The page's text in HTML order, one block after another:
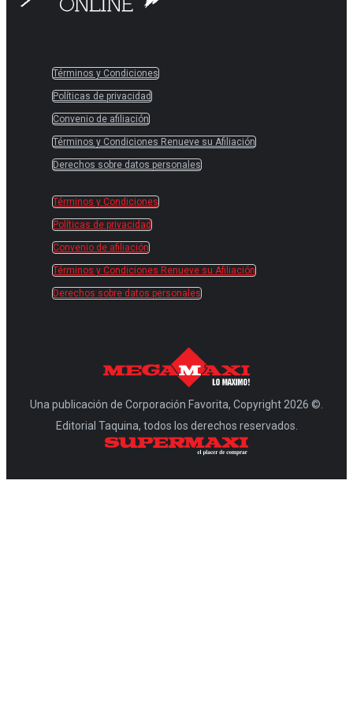
Términos y Condiciones
Políticas de privacidad
Convenio de afiliación
Términos y Condiciones Renueve su Afiliación
Derechos sobre datos personales
Términos y Condiciones
Políticas de privacidad
Convenio de afiliación
Términos y Condiciones Renueve su Afiliación
Derechos sobre datos personales
Una publicación de Corporación Favorita, Copyright 2026 ©.
Editorial Taquina, todos los derechos reservados.